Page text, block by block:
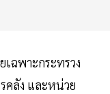
ฉพาะกระทรวง
คลัง และหน่วย